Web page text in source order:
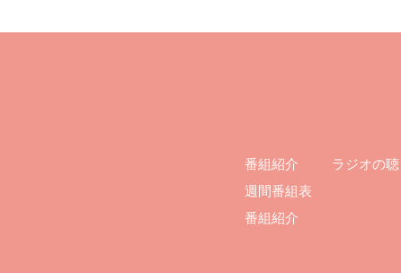
番組紹介
週間番組表
番組紹介
ラジオの